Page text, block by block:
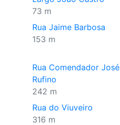
73 m
Rua Jaime Barbosa
153 m
Rua Comendador José
Rufino
242 m
Rua do Viuveiro
316 m